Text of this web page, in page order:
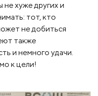
не хуже других и
тот, кто
не добиться
также
и немного удачи.
к цели!